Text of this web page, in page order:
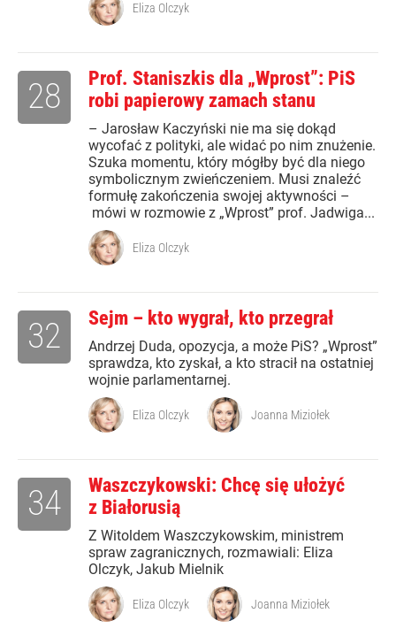
Eliza Olczyk
Prof. Staniszkis dla „Wprost”: PiS
robi papierowy zamach stanu
– Jarosław Kaczyński nie ma się dokąd
wycofać z polityki, ale widać po nim znużenie.
Szuka momentu, który mógłby być dla niego
symbolicznym zwieńczeniem. Musi znaleźć
formułę zakończenia swojej aktywności –
mówi w rozmowie z „Wprost” prof. Jadwiga...
28
Eliza Olczyk
Sejm – kto wygrał, kto przegrał
Andrzej Duda, opozycja, a może PiS? „Wprost”
sprawdza, kto zyskał, a kto stracił na ostatniej
wojnie parlamentarnej.
32
Eliza Olczyk Joanna Miziołek
Waszczykowski: Chcę się ułożyć
z Białorusią
Z Witoldem Waszczykowskim, ministrem
spraw zagranicznych, rozmawiali: Eliza
Olczyk, Jakub Mielnik
34
Eliza Olczyk Joanna Miziołek